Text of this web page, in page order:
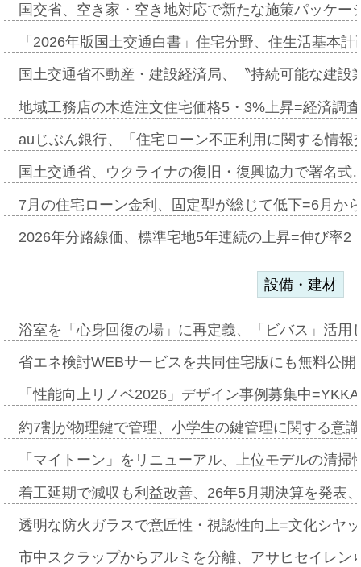
国交省、空き家・空き地対応で新たな施策パッケ
「2026年版国土交通白書」住宅分野、住生活基本
国土交通省不動産・建設経済局、〝持続可能な建
地域工務店の木造注文住宅価格5・3%上昇=経済調
auじぶん銀行、「住宅ローン不正利用に関する情
国土交通省、ウクライナの復旧・復興協力で署名
7月の住宅ローン金利、固定型が総じて低下=6月か
2026年分路線価、標準宅地5年連続の上昇=伸び率
設備・建材
浴室を「心身回復の場」に再定義、「ビバス」活
省エネ検討WEBサービスを共同住宅版にも無料公
「性能向上リノベ2026」デザイン事例募集中
約7割が物理鍵で管理、小学生の鍵管理に関する意
「マイトーン」をリニューアル、上位モデルの清
着工延期で減収も利益改善、26年5月期決算を発表
透明な防火ガラスで意匠性・視認性向上=文化シヤ
市中スクラップからアルミを分離、アサヒセイレ